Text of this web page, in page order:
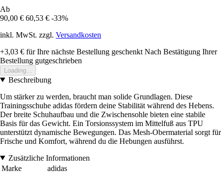
Ab
90,00 € 60,53 € -33%
inkl. MwSt. zzgl. Versandkosten
+3,03 € für Ihre nächste Bestellung geschenkt Nach Bestätigung Ihrer
Bestellung gutgeschrieben
Loading...
Beschreibung
Um stärker zu werden, braucht man solide Grundlagen. Diese
Trainingsschuhe adidas fördern deine Stabilität während des Hebens.
Der breite Schuhaufbau und die Zwischensohle bieten eine stabile
Basis für das Gewicht. Ein Torsionssystem im Mittelfuß aus TPU
unterstützt dynamische Bewegungen. Das Mesh-Obermaterial sorgt für
Frische und Komfort, während du die Hebungen ausführst.
Zusätzliche Informationen
Marke
adidas